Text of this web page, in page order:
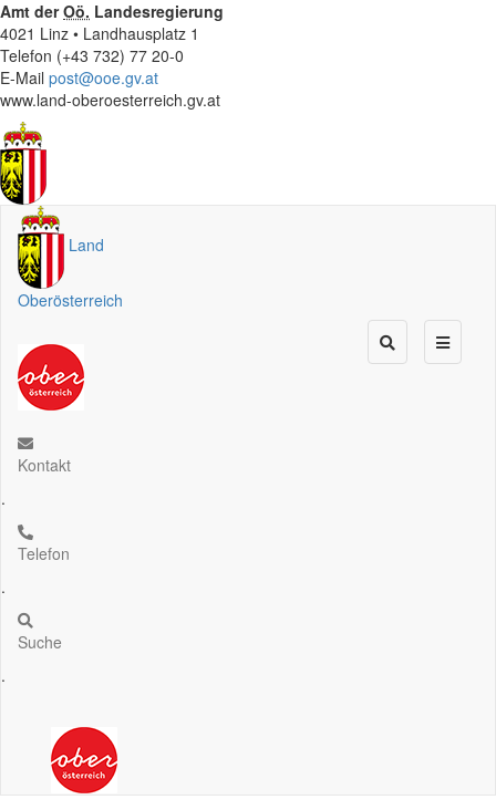
Amt derOö. Landesregierung
4021 Linz • Landhausplatz 1
Telefon (+43 732) 77 20-0
E-Mail post@ooe.gv.at
www.land-oberoesterreich.gv.at
Land
Oberösterreich
Kontakt
.
Telefon
.
Suche
.